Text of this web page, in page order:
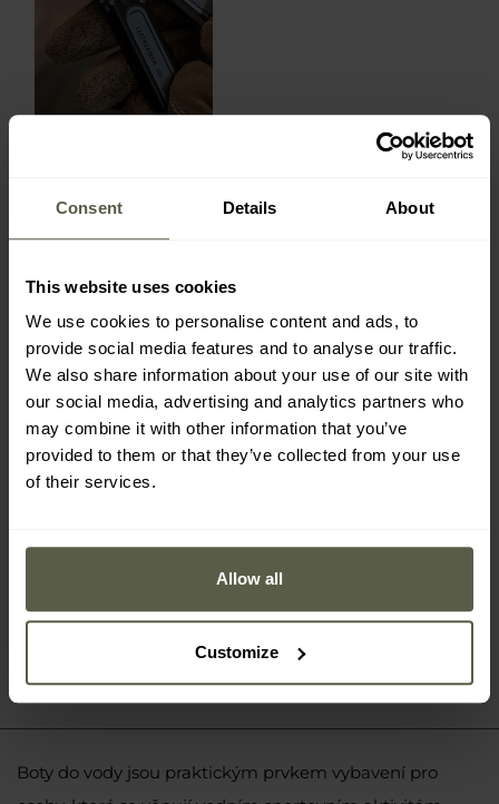
Consent Details About
This website uses cookies
We use cookies to personalise content and ads, to
provide social media features and to analyse our traffic.
We also share information about your use of our site with
our social media, advertising and analytics partners who
may combine it with other information that you’ve
provided to them or that they’ve collected from your use
of their services.
Allow all
Customize
Boty do vody Hi-Tec Reda - Black
203 Kč254 Kč
Boty do vody jsou praktickým prvkem vybavení pro